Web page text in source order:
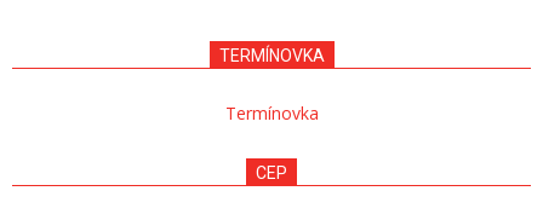
TERMÍNOVKA
Termínovka
CEP